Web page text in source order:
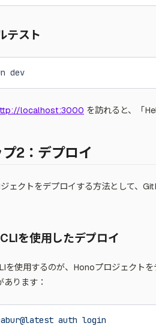
テスト
dev
localhost:3000 を訪れると、「
2：デプロイ
ェクトをデプロイする方法として、
を使用したデプロイ
を使用するのが、Honoプロジェクト
あります：
auth login